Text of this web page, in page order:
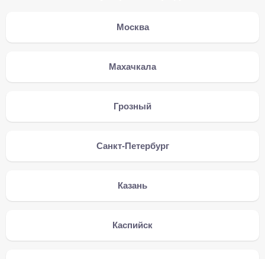
Москва
Махачкала
Грозный
Санкт-Петербург
Казань
Каспийск